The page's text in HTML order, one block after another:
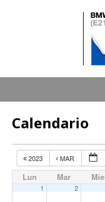
Calendario
2023 MAR
Lun Mar Mie
1 2